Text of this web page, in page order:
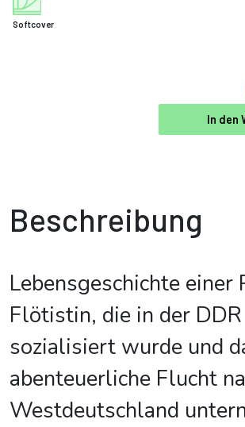
Softcover
In den
Beschreibung
Lebensgeschichte einer
Flötistin, die in der DDR
sozialisiert wurde und
abenteuerliche Flucht
Westdeutschland